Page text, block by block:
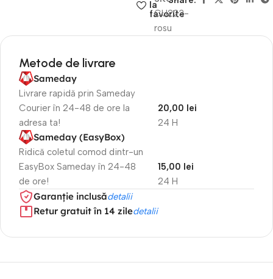
la
favorite
CU223-
rosu
Metode de livrare
Sameday
Livrare rapidă prin Sameday
Courier în 24-48 de ore la
adresa ta!
24 H
20,00 lei
Sameday (EasyBox)
Ridică coletul comod dintr-un
EasyBox Sameday în 24-48
de ore!
24 H
15,00 lei
Garanție inclusădetalii
Retur gratuit în 14 ziledetalii